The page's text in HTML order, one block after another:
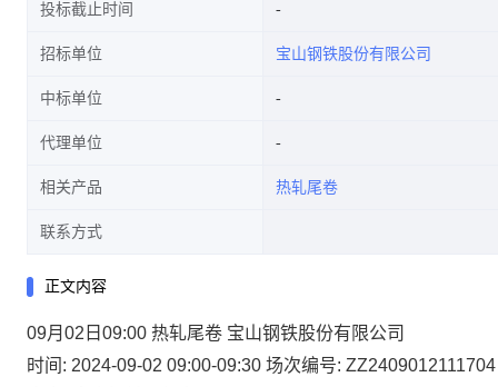
投标截止时间
招标单位 宝山钢铁股份有限公司
中标单位
代理单位
相关产品 热轧尾卷
联系方式
正文内容
09月02日09:00 热轧尾卷 宝山钢铁股份有限公司
时间: 2024-09-02 09:00-09:30 场次编号: ZZ2409012111704